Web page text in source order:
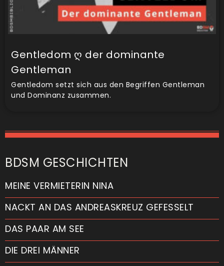
Gentledom ღ der dominante
Gentleman
Gentledom setzt sich aus den Begriffen Gentleman
und Dominanz zusammen.
BDSM GESCHICHTEN
MEINE VERMIETERIN NINA
NACKT AN DAS ANDREASKREUZ GEFESSELT
DAS PAAR AM SEE
DIE DREI MÄNNER